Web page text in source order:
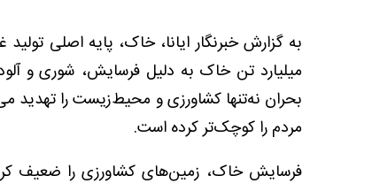
بحران نه‌تنها کشاورزی و محیط‌زیست را تهدید
مردم را کوچک‌تر کرده است.
فرسایش خاک، زمین‌های کشاورزی را ضعیف